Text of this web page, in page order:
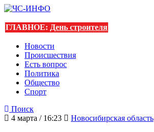
ГЛАВНОЕ: День строителя
Новости
Происшествия
Есть вопрос
Политика
Общество
Спорт
Поиск
4 марта / 16:23
Новосибирская область